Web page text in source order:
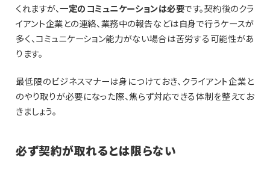
くれますが、一定のコミュニケーションは必要です。契約後のクラ
イアント企業との連絡、業務中の報告などは自身で行うケースが
多く、コミュニケーション能力がない場合は苦労する可能性があ
ります。
最低限のビジネスマナーは身につけておき、クライアント企業と
のやり取りが必要になった際、焦らず対応できる体制を整えてお
きましょう。
必ず契約が取れるとは限らない